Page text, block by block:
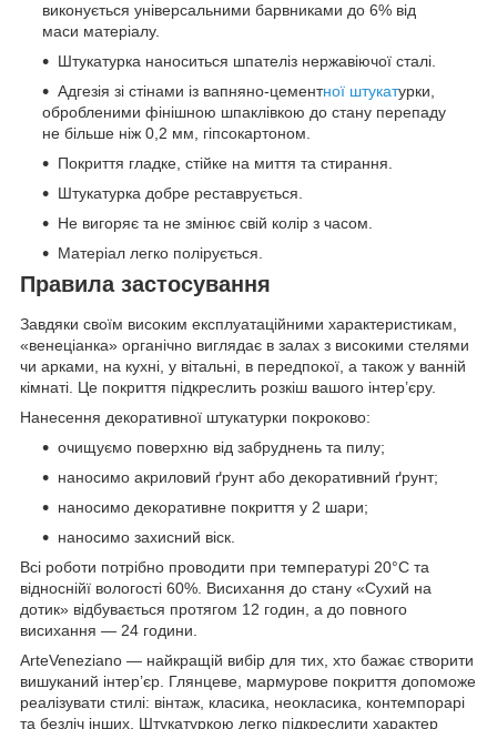
виконується універсальними барвниками до 6% від
маси матеріалу.
Штукатурка наноситься шпателіз нержавіючої сталі.
Адгезія зі стінами із вапняно-цементної штукатурки,
обробленими фінішною шпаклівкою до стану перепаду
не більше ніж 0,2 мм, гіпсокартоном.
Покриття гладке, стійке на миття та стирання.
Штукатурка добре реставрується.
Не вигоряє та не змінює свій колір з часом.
Матеріал легко полірується.
Правила застосування
Завдяки своїм високим експлуатаційними характеристикам,
«венеціанка» органічно виглядає в залах з високими стелями
чи арками, на кухні, у вітальні, в передпокої, а також у ванній
кімнаті. Це покриття підкреслить розкіш вашого інтер’єру.
Нанесення декоративної штукатурки покроково:
очищуємо поверхню від забруднень та пилу;
наносимо акриловий ґрунт або декоративний ґрунт;
наносимо декоративне покриття у 2 шари;
наносимо захисний віск.
Всі роботи потрібно проводити при температурі 20°С та
відноснійї вологості 60%. Висихання до стану «Сухий на
дотик» відбувається протягом 12 годин, а до повного
висихання — 24 години.
ArteVeneziano — найкращій вибір для тих, хто бажає створити
вишуканий інтер’єр. Глянцеве, мармурове покриття допоможе
реалізувати стилі: вінтаж, класика, неокласика, контемпорарі
та безліч інших. Штукатуркою легко підкреслити характер